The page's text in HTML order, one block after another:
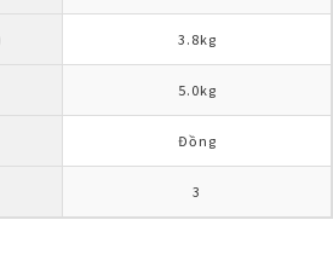
3.8kg
5.0kg
Đồng
3